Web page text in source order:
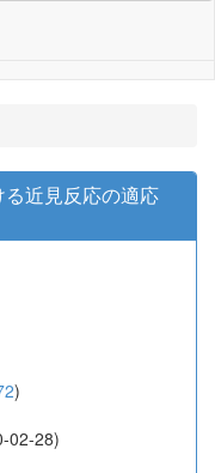
近見反応の適応
)
02-28)